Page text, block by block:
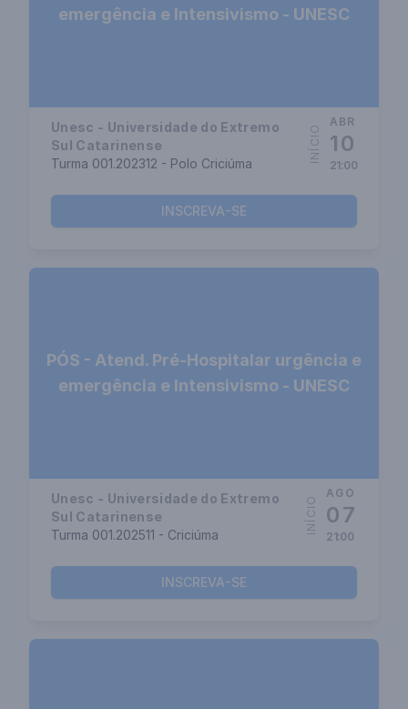
emergência e Intensivismo - UNESC
Unesc - Universidade do Extremo
Sul Catarinense
Turma 001.202312 - Polo Criciúma
INÍCIO
ABR
10
21:00
INSCREVA-SE
PÓS - Atend. Pré-Hospitalar urgência e
emergência e Intensivismo - UNESC
Unesc - Universidade do Extremo
Sul Catarinense
Turma 001.202511 - Criciúma
INÍCIO
AGO
07
21:00
INSCREVA-SE